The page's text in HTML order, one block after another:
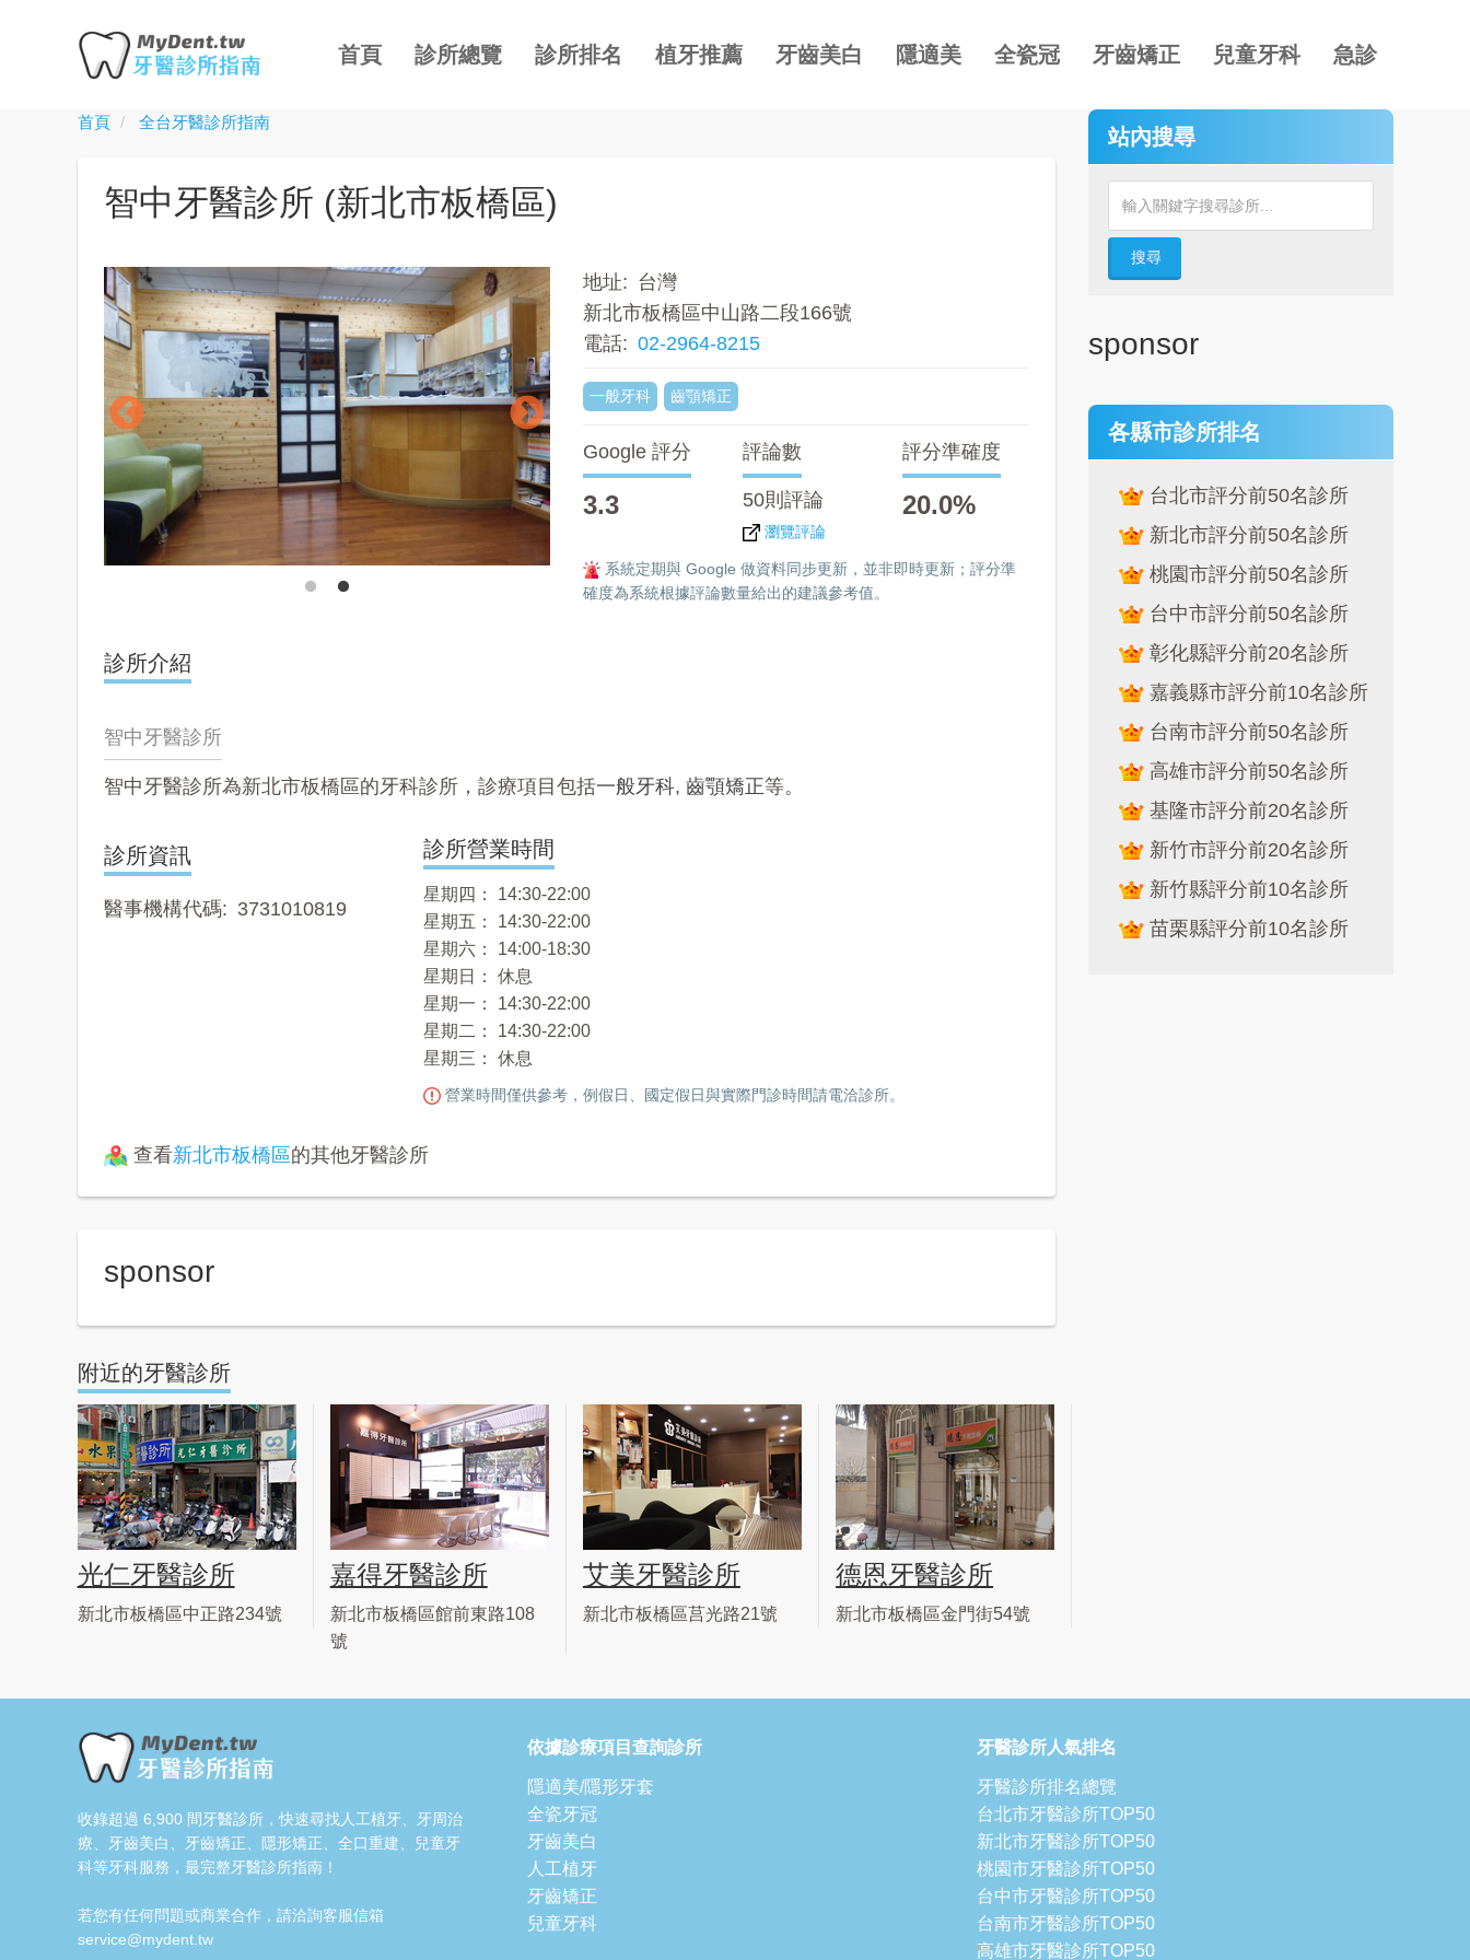
Toggle
導
首頁 診所總覽 診所排名 植牙推薦 牙齒美白 隱適美 全瓷冠 牙齒矯正 兒童牙科 急診
首頁 全台牙醫診所指南
智中牙醫診所 (新北市板橋區)
地址
台灣
新北市板橋區中山路二段166號
電話
02-2964-8215
一般牙科 齒顎矯正
Google 評分
3.3
評論數
50則評論
瀏覽評論
評分準確度
20.0%
系統定期與 Google 做資料同步更新，並非即時更新；評分準
確度為系統根據評論數量給出的建議參考值。
診所介紹
智中牙醫診所
智中牙醫診所為新北市板橋區的牙科診所，診療項目包括一般牙科, 齒顎矯正等。
診所資訊
醫事機構代碼 3731010819
診所營業時間
星期四： 14:30-22:00
星期五： 14:30-22:00
星期六： 14:00-18:30
星期日： 休息
星期一： 14:30-22:00
星期二： 14:30-22:00
星期三： 休息
營業時間僅供參考，例假日、國定假日與實際門診時間請電洽診所。
查看新北市板橋區的其他牙醫診所
sponsor
附近的牙醫診所
光仁牙醫診所
新北市板橋區中正路234號
嘉得牙醫診所
新北市板橋區館前東路108
號
艾美牙醫診所
新北市板橋區莒光路21號
德恩牙醫診所
新北市板橋區金門街54號
站內搜尋
搜尋
sponsor
各縣市診所排名
台北市評分前50名診所
新北市評分前50名診所
桃園市評分前50名診所
台中市評分前50名診所
彰化縣評分前20名診所
嘉義縣市評分前10名診所
台南市評分前50名診所
高雄市評分前50名診所
基隆市評分前20名診所
新竹市評分前20名診所
新竹縣評分前10名診所
苗栗縣評分前10名診所
收錄超過 6,900 間牙醫診所，快速尋找人工植牙、牙周治
療、牙齒美白、牙齒矯正、隱形矯正、全口重建、兒童牙
科等牙科服務，最完整牙醫診所指南！
若您有任何問題或商業合作，請洽詢客服信箱
service@mydent.tw
依據診療項目查詢診所
隱適美/隱形牙套
全瓷牙冠
牙齒美白
人工植牙
牙齒矯正
兒童牙科
牙醫診所人氣排名
牙醫診所排名總覽
台北市牙醫診所TOP50
新北市牙醫診所TOP50
桃園市牙醫診所TOP50
台中市牙醫診所TOP50
台南市牙醫診所TOP50
高雄市牙醫診所TOP50